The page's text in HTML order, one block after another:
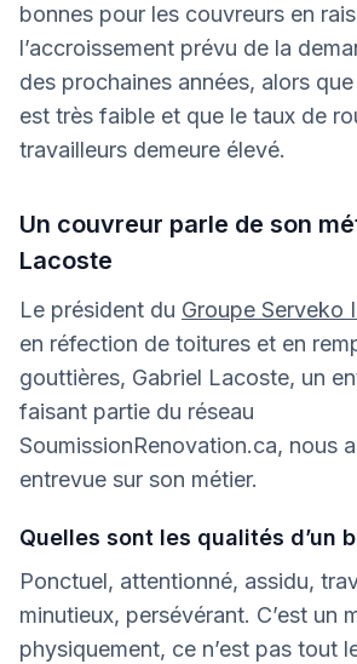
bonnes pour les couvreurs en
l’accroissement prévu de la
des prochaines années, alors
est très faible et que le taux de
travailleurs demeure élevé.
Un couvreur parle de son
Lacoste
Le président du Groupe Serveko
en réfection de toitures et en
gouttières, Gabriel Lacoste, un
faisant partie du réseau
SoumissionRenovation.ca, nous
entrevue sur son métier.
Quelles sont les qualités d’un
Ponctuel, attentionné, assidu,
minutieux, persévérant. C’est un
physiquement, ce n’est pas tout